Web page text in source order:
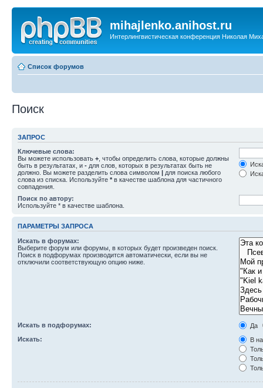
mihajlenko.anihost.ru
Интерлингвистическая конференция Николая
Список форумов
Поиск
ЗАПРОС
Ключевые слова:
Вы можете использовать + , чтобы определить слова, которые должны
быть в результатах, и - для слов, которых в результатах быть не
должно. Вы можете разделить слова символом | для поиска любого
слова из списка. Используйте * в качестве шаблона для частичного
совпадения.
Поиск по автору:
Используйте * в качестве шаблона.
ПАРАМЕТРЫ ЗАПРОСА
Искать в форумах:
Выберите форум или форумы, в которых будет произведен поиск.
Поиск в подфорумах производится автоматически, если вы не
отключили соответствующую опцию ниже.
Искать в подфорумах:
Да
Искать:
В